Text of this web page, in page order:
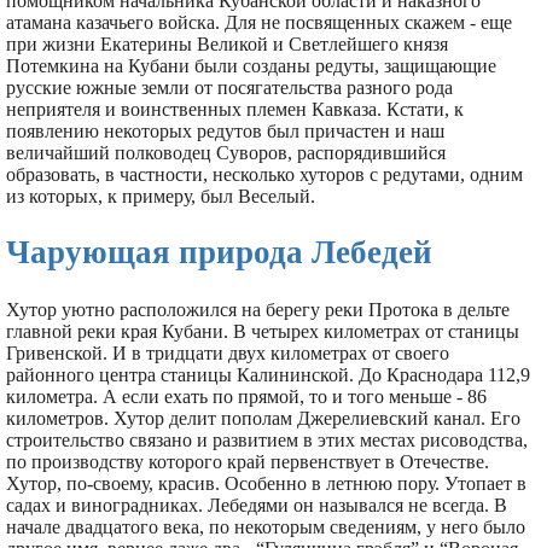
атамана казачьего войска. Для не посвященных скажем - еще
при жизни Екатерины Великой и Светлейшего князя
Потемкина на Кубани были созданы редуты, защищающие
русские южные земли от посягательства разного рода
неприятеля и воинственных племен Кавказа. Кстати, к
появлению некоторых редутов был причастен и наш
величайший полководец Суворов, распорядившийся
образовать, в частности, несколько хуторов с редутами, одним
из которых, к примеру, был Веселый.
Чарующая природа Лебедей
Хутор уютно расположился на берегу реки Протока в дельте
главной реки края Кубани. В четырех километрах от станицы
Гривенской. И в тридцати двух километрах от своего
районного центра станицы Калининской. До Краснодара 112,9
километра. А если ехать по прямой, то и того меньше - 86
километров. Хутор делит пополам Джерелиевский канал. Его
строительство связано и развитием в этих местах рисоводства,
по производству которого край первенствует в Отечестве.
Хутор, по-своему, красив. Особенно в летнюю пору. Утопает в
садах и виноградниках. Лебедями он назывался не всегда. В
начале двадцатого века, по некоторым сведениям, у него было